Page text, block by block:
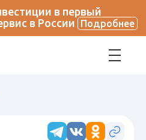
в первый
в России
Подробнее